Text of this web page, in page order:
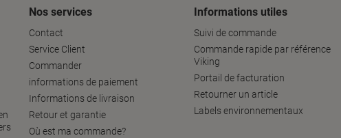
Nos services
Contact
Service Client
Commander
informations de paiement
Informations de livraison
Retour et garantie
Où est ma commande?
Informations utiles
Suivi de commande
Commande rapide par référence
Viking
Portail de facturation
Retourner un article
Labels environnementaux